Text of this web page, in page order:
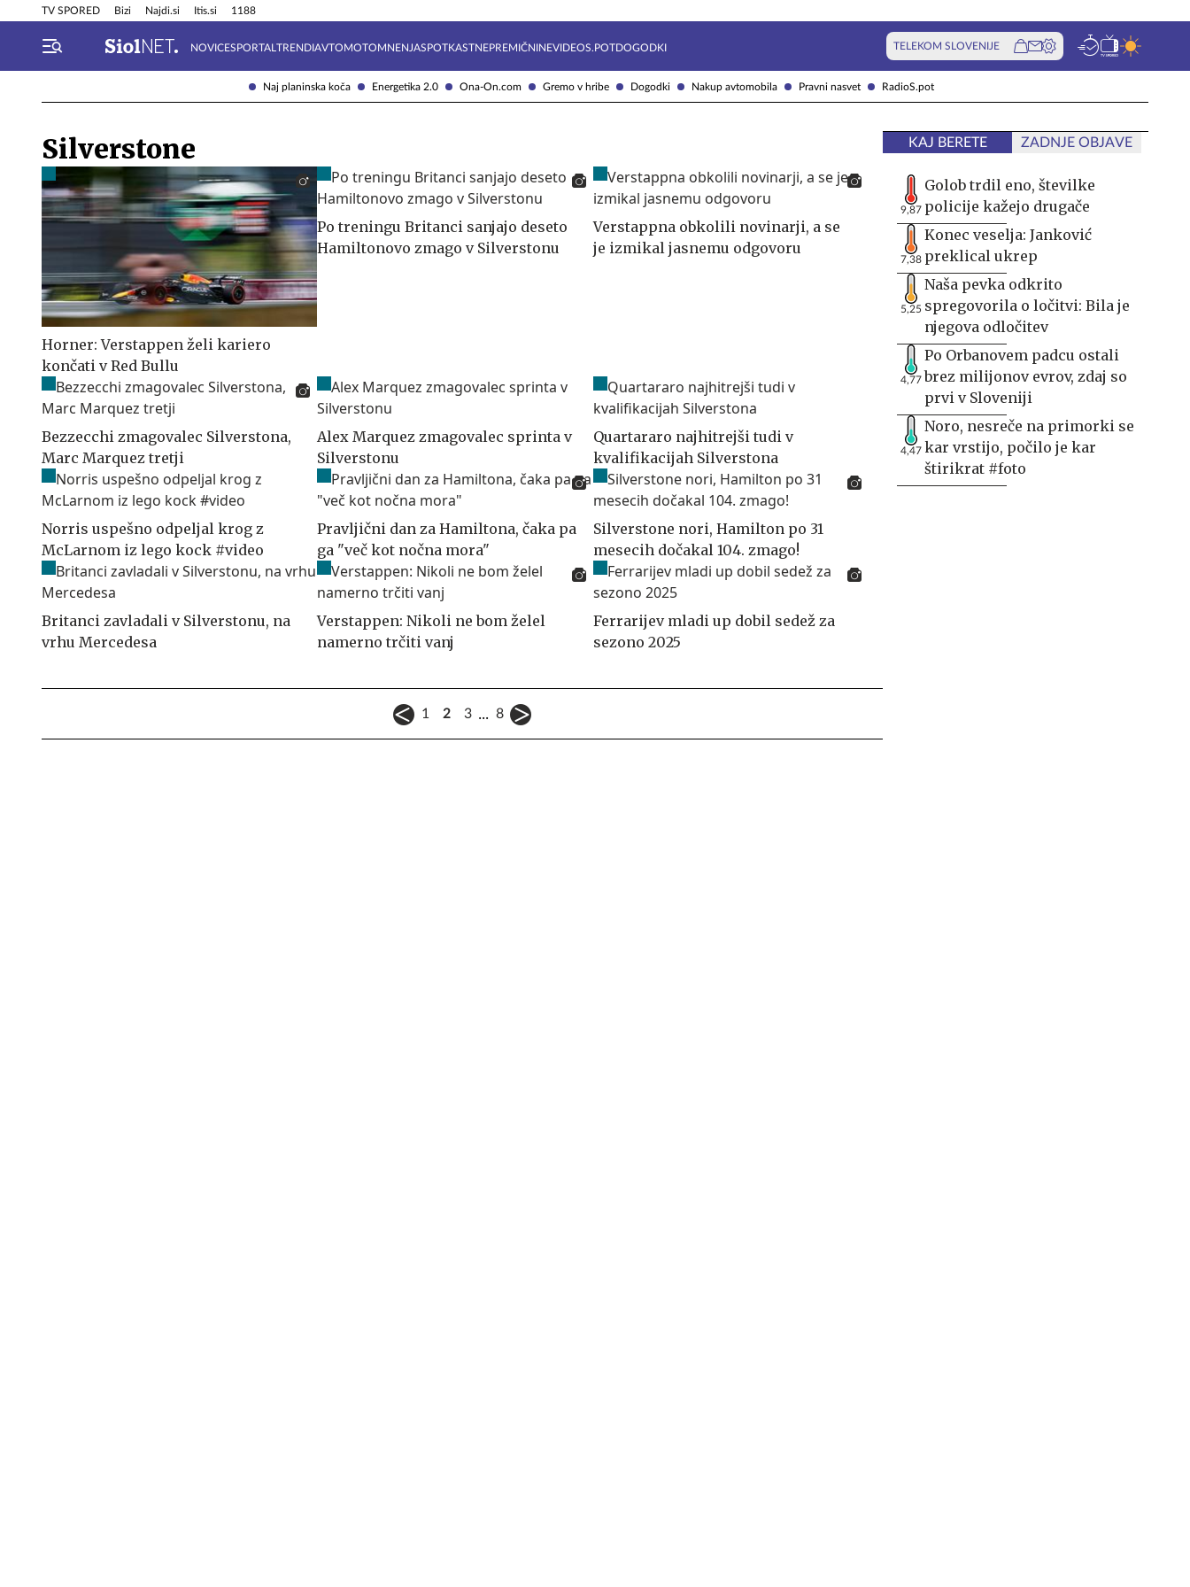
Naj planinska koča Energetika 2.0 Ona-On.com Gremo v hribe Dogodki Nakup avtomobila Pravni nasvet RadioS.pot
TV SPORED Bizi Najdi.si Itis.si 1188
NOVICESPORTAL TRENDIAVTOMOTOMNENJASPOTKASTNEPREMIČNINEVIDEOS.POTDOGODKI TELEKOM SLOVENIJE
Info in obvestila Tehnik
Silverstone
Horner: Verstappen želi kariero
končati v Red Bullu
Po treningu Britanci sanjajo deseto
Hamiltonovo zmago v Silverstonu
Verstappna obkolili novinarji, a se
je izmikal jasnemu odgovoru
Bezzecchi zmagovalec Silverstona,
Marc Marquez tretji
Alex Marquez zmagovalec sprinta v
Silverstonu
Quartararo najhitrejši tudi v
kvalifikacijah Silverstona
Norris uspešno odpeljal krog z
McLarnom iz lego kock #video
Pravljični dan za Hamiltona, čaka pa
ga "več kot nočna mora"
Silverstone nori, Hamilton po 31
mesecih dočakal 104. zmago!
Britanci zavladali v Silverstonu, na
vrhu Mercedesa
Verstappen: Nikoli ne bom želel
namerno trčiti vanj
Ferrarijev mladi up dobil sedež za
sezono 2025
1 2 3 ... 8
KAJ BERETE ZADNJE OBJAVE
9,87
Golob trdil eno, številke
policije kažejo drugače
7,38
Konec veselja: Janković
preklical ukrep
5,25
Naša pevka odkrito
spregovorila o ločitvi: Bila je
njegova odločitev
4,77
Po Orbanovem padcu ostali
brez milijonov evrov, zdaj so
prvi v Sloveniji
4,47
Noro, nesreče na primorki se
kar vrstijo, počilo je kar
štirikrat #foto